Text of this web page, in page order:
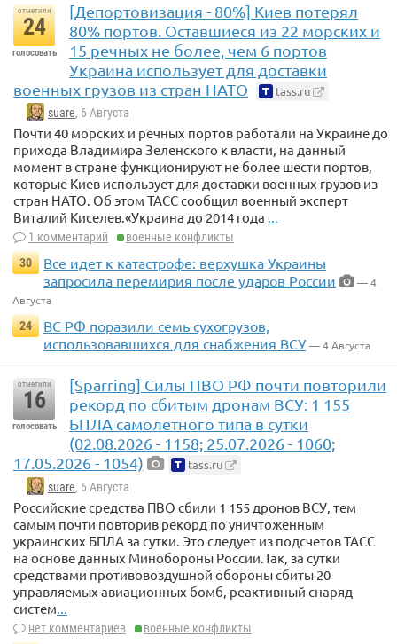
отметили
24
голосовать
[Депортовизация - 80%] Киев потерял
80% портов. Оставшиеся из 22 морских и
15 речных не более, чем 6 портов
Украина использует для доставки
военных грузов из стран НАТО
tass.ru
suare, 6 Августа
Почти 40 морских и речных портов работали на Украине до
прихода Владимира Зеленского к власти, на данный
момент в стране функционируют не более шести портов,
которые Киев использует для доставки военных грузов из
стран НАТО. Об этом ТАСС сообщил военный эксперт
Виталий Киселев.«Украина до 2014 года ...
1 комментарий
военные конфликты
30
Все идет к катастрофе: верхушка Украины
запросила перемирия после ударов России
— 4
Августа
24
ВС РФ поразили семь сухогрузов,
использовавшихся для снабжения ВСУ — 4 Августа
отметили
16
голосовать
[Sparring] Силы ПВО РФ почти повторили
рекорд по сбитым дронам ВСУ: 1 155
БПЛА самолетного типа в сутки
(02.08.2026 - 1158; 25.07.2026 - 1060;
17.05.2026 - 1054)
tass.ru
suare, 6 Августа
Российские средства ПВО сбили 1 155 дронов ВСУ, тем
самым почти повторив рекорд по уничтоженным
украинских БПЛА за сутки. Это следует из подсчетов ТАСС
на основе данных Минобороны России.Так, за сутки
средствами противовоздушной обороны сбиты 20
управляемых авиационных бомб, реактивный снаряд
систем...
нет комментариев
военные конфликты